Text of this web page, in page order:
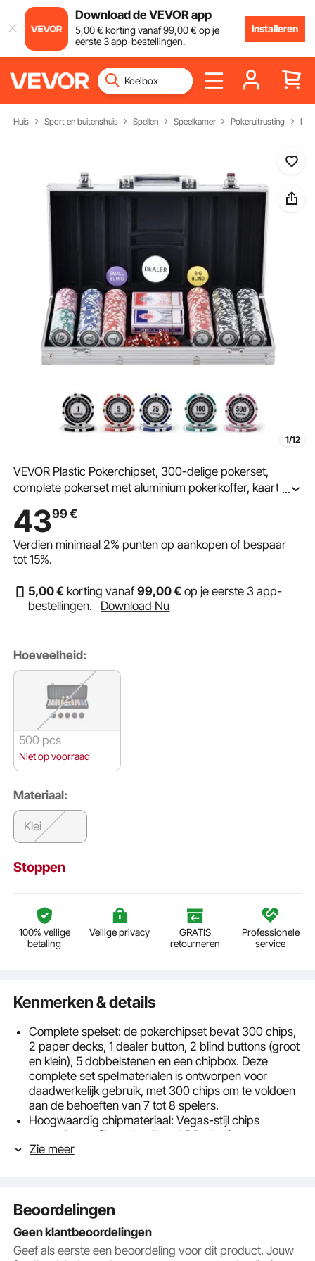
Download de VEVOR app
5,00€ korting vanaf99,00€ op je
eerste 3 app-bestellingen.
Installeren
Huis Sport en buitenshuis Spellen Speelkamer Pokeruitrusting
1/12
VEVOR Plastic Pokerchipset, 300-delige pokerset,
complete pokerset met aluminium pokerkoffer, kaarten,
voor Texas Hold'em, Blackjack, gokken, enz.
...
4399€
Verdien minimaal2% punten op aankopen of bespaar
tot15%.
5,00€ korting vanaf99,00€ op je eerste 3 app-
bestellingen.
Download Nu
Hoeveelheid:
500 pcs
Niet op voorraad
Materiaal:
Klei
Stoppen
100% veilige
betaling
Veilige privacy
GRATIS
retourneren
Professionele
service
Kenmerken & details
Complete spelset: de pokerchipset bevat 300 chips,
2 paper decks, 1 dealer button, 2 blind buttons (groot
en klein), 5 dobbelstenen en een chipbox. Deze
complete set spelmaterialen is ontworpen voor
daadwerkelijk gebruik, met 300 chips om te voldoen
aan de behoeften van 7 tot 8 spelers.
Hoogwaardig chipmateriaal: Vegas-stijl chips
gemaakt van fijn gedetailleerd PS-plastic met
ingebedde patches, elke chip weegt ca. 11,5 g. Elke
goed worden gestapeld en gemengd.
Papieren speelkaarten: 2 stapels speelkaarten
gemaakt van zacht papier met uitstekende
elasticiteit. Ze zijn bestand tegen buigen en breken en
Zie meer
Beoordelingen
Geen klantbeoordelingen
Geef als eerste een beoordeling voor dit product. Jouw